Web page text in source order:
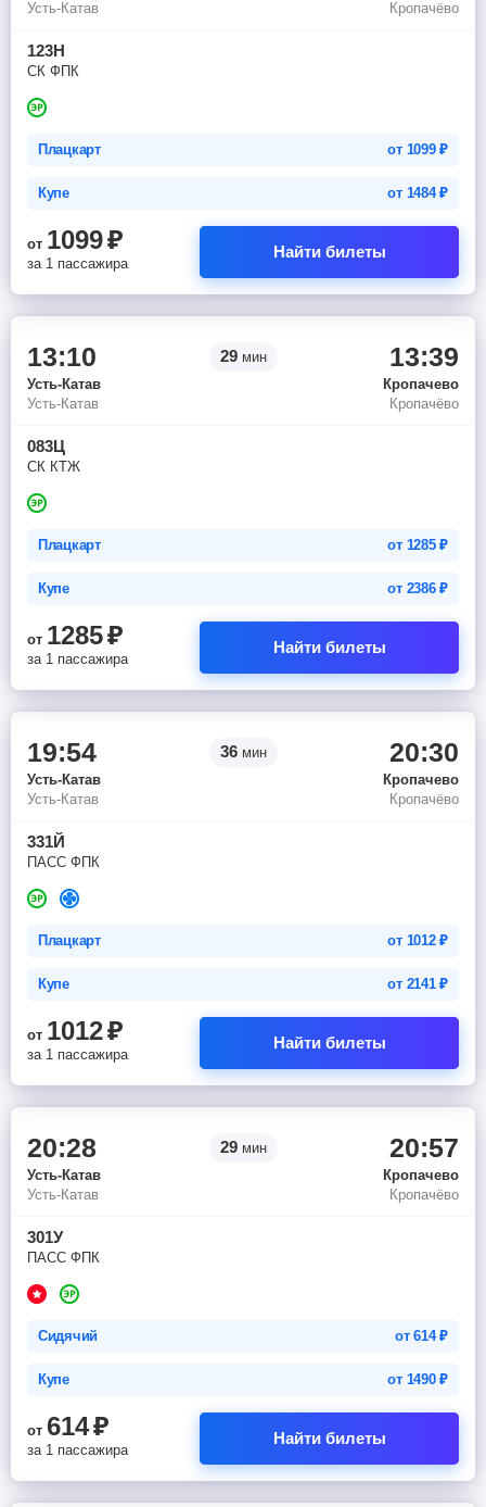
Усть-Катав Кропачёво
123Н
СК ФПК
Плацкарт от 1099₽
Купе от 1484₽
от 1099₽
за 1 пассажира
Найти билеты
13:10 29мин 13:39
Усть-Катав
Кропачево
Усть-Катав
Кропачёво
083Ц
СК КТЖ
Плацкарт от 1285₽
Купе от 2386₽
от 1285₽
за 1 пассажира
Найти билеты
19:54 36мин 20:30
Усть-Катав
Кропачево
Усть-Катав
Кропачёво
331Й
ПАСС ФПК
Плацкарт от 1012₽
Купе от 2141₽
от 1012₽
за 1 пассажира
Найти билеты
20:28 29мин 20:57
Усть-Катав
Кропачево
Усть-Катав
Кропачёво
301У
ПАСС ФПК
Сидячий от614₽
Купе от 1490₽
от 614₽
за 1 пассажира
Найти билеты